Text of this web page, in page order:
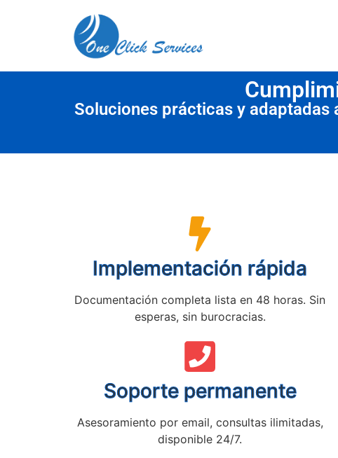
Soluciones prácticas y
Implementación rápida
Documentación completa lista en 48 horas. Sin
esperas, sin burocracias.
Soporte permanente
Asesoramiento por email, consultas ilimitadas,
disponible 24/7.